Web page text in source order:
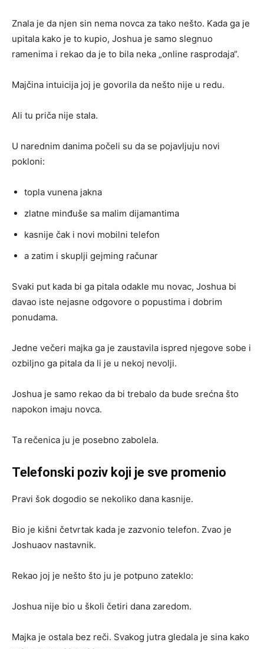
Znala je da njen sin nema novca za tako nešto. Kada ga je
upitala kako je to kupio, Joshua je samo slegnuo
ramenima i rekao da je to bila neka „online rasprodaja“.
Majčina intuicija joj je govorila da nešto nije u redu.
Ali tu priča nije stala.
U narednim danima počeli su da se pojavljuju novi
pokloni:
topla vunena jakna
zlatne minđuše sa malim dijamantima
kasnije čak i novi mobilni telefon
a zatim i skuplji gejming računar
Svaki put kada bi ga pitala odakle mu novac, Joshua bi
davao iste nejasne odgovore o popustima i dobrim
ponudama.
Jedne večeri majka ga je zaustavila ispred njegove sobe i
ozbiljno ga pitala da li je u nekoj nevolji.
Joshua je samo rekao da bi trebalo da bude srećna što
napokon imaju novca.
Ta rečenica ju je posebno zabolela.
Telefonski poziv koji je sve promenio
Pravi šok dogodio se nekoliko dana kasnije.
Bio je kišni četvrtak kada je zazvonio telefon. Zvao je
Joshuaov nastavnik.
Rekao joj je nešto što ju je potpuno zateklo:
Joshua nije bio u školi četiri dana zaredom.
Majka je ostala bez reči. Svakog jutra gledala je sina kako